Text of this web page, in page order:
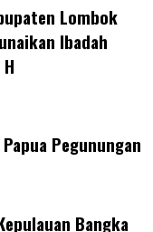
Lombok
Ibadah
Pegunungan
Bangka